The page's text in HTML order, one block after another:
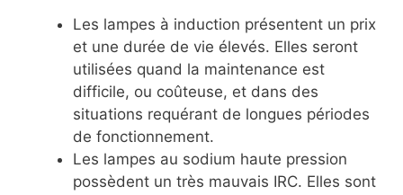
Les lampes à induction présentent un prix
et une durée de vie élevés. Elles seront
utilisées quand la maintenance est
difficile, ou coûteuse, et dans des
situations requérant de longues périodes
de fonctionnement.
Les lampes au sodium haute pression
possèdent un très mauvais IRC. Elles sont